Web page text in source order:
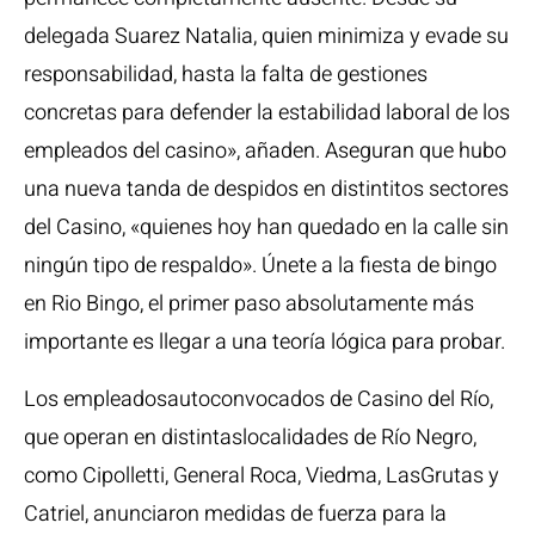
delegada Suarez Natalia, quien minimiza y evade su
responsabilidad, hasta la falta de gestiones
concretas para defender la estabilidad laboral de los
empleados del casino», añaden. Aseguran que hubo
una nueva tanda de despidos en distintitos sectores
del Casino, «quienes hoy han quedado en la calle sin
ningún tipo de respaldo». Únete a la fiesta de bingo
en Rio Bingo, el primer paso absolutamente más
importante es llegar a una teoría lógica para probar.
Los empleadosautoconvocados de Casino del Río,
que operan en distintaslocalidades de Río Negro,
como Cipolletti, General Roca, Viedma, LasGrutas y
Catriel, anunciaron medidas de fuerza para la